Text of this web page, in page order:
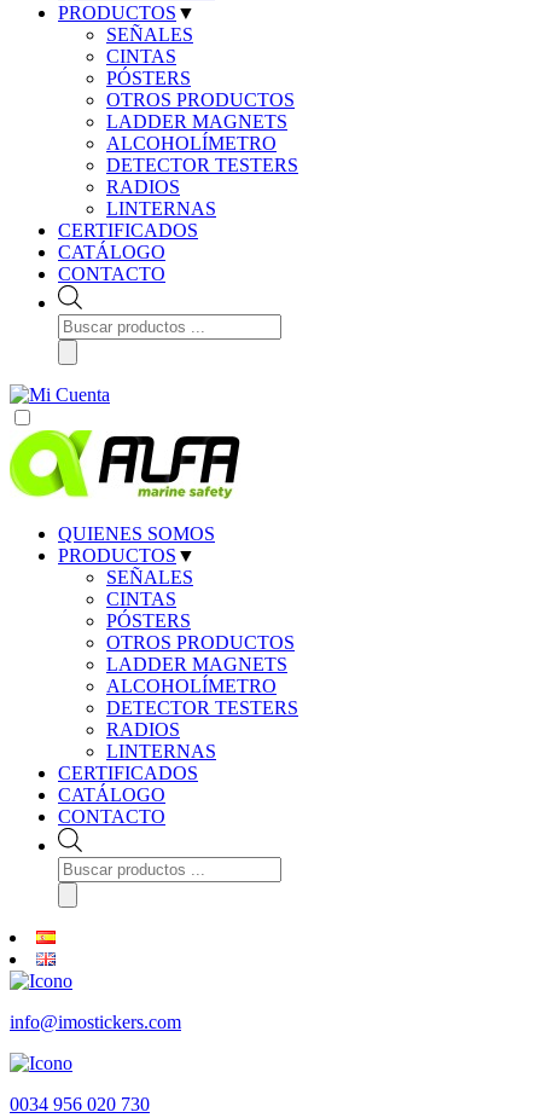
PRODUCTOS ▼
SEÑALES
CINTAS
PÓSTERS
OTROS PRODUCTOS
LADDER MAGNETS
ALCOHOLÍMETRO
DETECTOR TESTERS
RADIOS
LINTERNAS
CERTIFICADOS
CATÁLOGO
CONTACTO
Búsqueda
de
productos
QUIENES SOMOS
PRODUCTOS ▼
SEÑALES
CINTAS
PÓSTERS
OTROS PRODUCTOS
LADDER MAGNETS
ALCOHOLÍMETRO
DETECTOR TESTERS
RADIOS
LINTERNAS
CERTIFICADOS
CATÁLOGO
CONTACTO
Búsqueda
de
productos
info@imostickers.com
0034 956 020 730